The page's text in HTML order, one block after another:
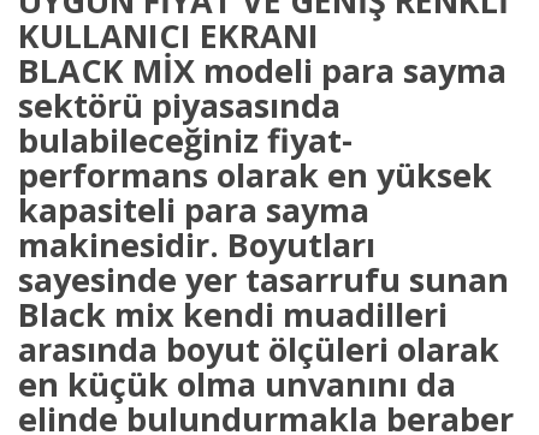
KULLANICI EKRANI
BLACK MİX modeli para sayma
sektörü piyasasında
bulabileceğiniz fiyat-
performans olarak en yüksek
kapasiteli para sayma
makinesidir. Boyutları
sayesinde yer tasarrufu sunan
Black mix kendi muadilleri
arasında boyut ölçüleri olarak
en küçük olma unvanını da
elinde bulundurmakla beraber